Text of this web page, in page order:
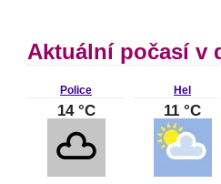
Aktuální počasí v
Police
14 °C
Hel
11 °C